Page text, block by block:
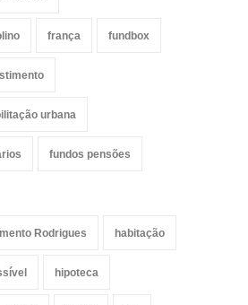
frança fundbox
urbana
fundos pensões
Rodrigues habitação
hipoteca